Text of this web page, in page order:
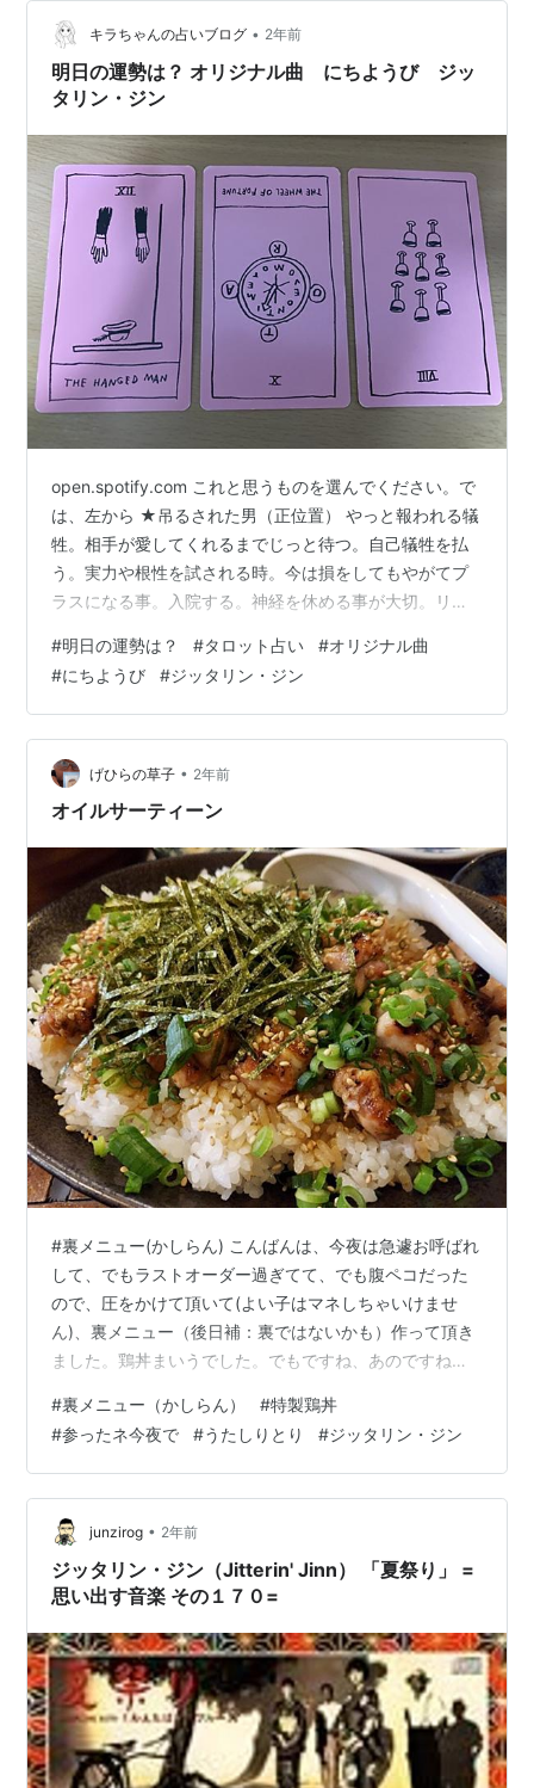
キラちゃんの占いブログ • 2年前
明日の運勢は？ オリジナル曲 にちようび ジッ
タリン・ジン
open.spotify.com これと思うものを選んでください。で
は、左から ★吊るされた男（正位置） やっと報われる犠
牲。相手が愛してくれるまでじっと待つ。自己犠牲を払
う。実力や根性を試される時。今は損をしてもやがてプ
ラスになる事。入院する。神経を休める事が大切。リハ
て、時間が解決してくれます。 ★運命の輪（逆位置） 会
いたくても会えなくなる。束の間の恋。深追いしない方
がよい。くされ縁。不意の出費が増える。開業、転職、
志望校を決めるには早すぎる。突然病気になる。ユーウ
ツ症。新しい事をするのには、今日はよした方がいい。
★カップの８（逆位置）…
#明日の運勢は？ #タロット占い #オリジナル曲
#にちようび #ジッタリン・ジン
げひらの草子 • 2年前
オイルサーティーン
#裏メニュー(かしらん) こんばんは、今夜は急遽お呼ばれ
して、でもラストオーダー過ぎてて、でも腹ペコだった
ので、圧をかけて頂いて(よい子はマネしちゃいけませ
ん)、裏メニュー（後日補：裏ではないかも）作って頂き
ました。鶏丼まいうでした。でもですね、あのですね、
るの巻です。ぐなーい。 炭火串やき 煙心さんのプロフィ
ールページ にちようびジッタリン・ジンJ-
Pop¥255provided courtesy of iTunes 本日のうたしりと
り:にちようび 明日は『B』で始まって『r』で終わるアル
ファベット８文字の曲です。明後日はまだ決めていない
ので…
#裏メニュー（かしらん） #特製鶏丼
#参ったネ今夜で #うたしりとり #ジッタリン・ジン
junzirog • 2年前
ジッタリン・ジン（Jitterin' Jinn） 「夏祭り」 =
思い出す音楽 その１７０=